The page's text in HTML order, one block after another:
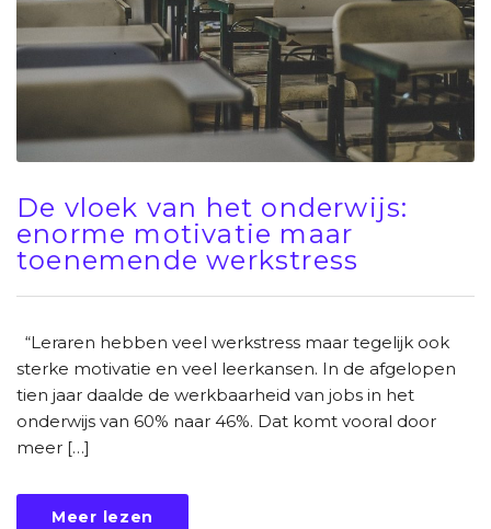
De vloek van het onderwijs:
enorme motivatie maar
toenemende werkstress
“Leraren hebben veel werkstress maar tegelijk ook
sterke motivatie en veel leerkansen. In de afgelopen
tien jaar daalde de werkbaarheid van jobs in het
onderwijs van 60% naar 46%. Dat komt vooral door
meer […]
Meer lezen